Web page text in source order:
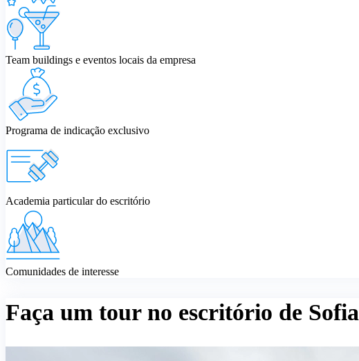
Team buildings e eventos locais da empresa
Programa de indicação exclusivo
Academia particular do escritório
Comunidades de interesse
Faça um tour no escritório de Sofia